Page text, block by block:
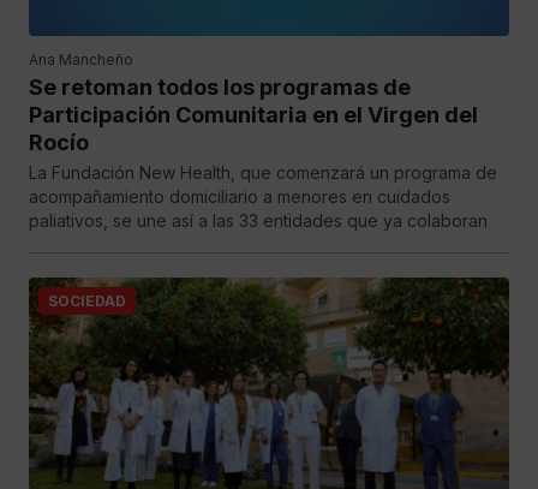
Ana Mancheño
Se retoman todos los programas de
Participación Comunitaria en el Virgen del
Rocío
La Fundación New Health, que comenzará un programa de
acompañamiento domiciliario a menores en cuidados
paliativos, se une así a las 33 entidades que ya colaboran
SOCIEDAD